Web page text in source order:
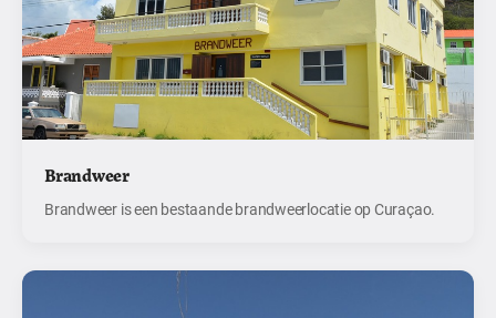
Brandweer
Brandweer is een bestaande brandweerlocatie op Curaçao.